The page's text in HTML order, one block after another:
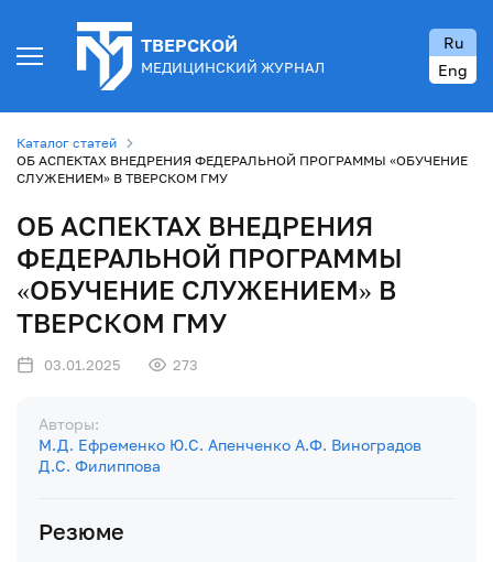
ТВЕРСКОЙ
МЕДИЦИНСКИЙ ЖУРНАЛ
Ru
Eng
Каталог статей
ОБ АСПЕКТАХ ВНЕДРЕНИЯ ФЕДЕРАЛЬНОЙ ПРОГРАММЫ «ОБУЧЕНИЕ
СЛУЖЕНИЕМ» В ТВЕРСКОМ ГМУ
ОБ АСПЕКТАХ ВНЕДРЕНИЯ
ФЕДЕРАЛЬНОЙ ПРОГРАММЫ
«ОБУЧЕНИЕ СЛУЖЕНИЕМ» В
ТВЕРСКОМ ГМУ
03.01.2025 273
Авторы:
М.Д. Ефременко Ю.С. Апенченко А.Ф. Виноградов
Д.С. Филиппова
Резюме